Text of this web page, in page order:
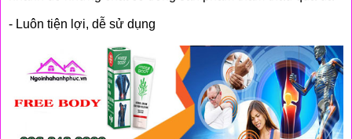
- Luôn tiện lợi, dễ sử dụng